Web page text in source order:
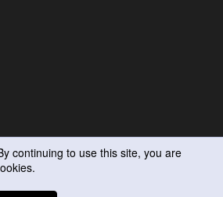
continuing to use this site, you are